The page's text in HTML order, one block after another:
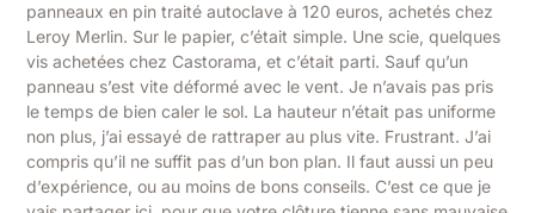
panneaux en pin traité autoclave à 120 euros, achetés chez
Leroy Merlin. Sur le papier, c’était simple. Une scie, quelques
vis achetées chez Castorama, et c’était parti. Sauf qu’un
panneau s’est vite déformé avec le vent. Je n’avais pas pris
le temps de bien caler le sol. La hauteur n’était pas uniforme
non plus, j’ai essayé de rattraper au plus vite. Frustrant. J’ai
compris qu’il ne suffit pas d’un bon plan. Il faut aussi un peu
d’expérience, ou au moins de bons conseils. C’est ce que je